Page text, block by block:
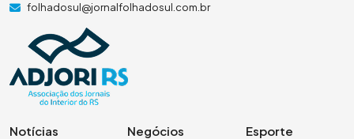
folhadosul@jornalfolhadosul.com.br
Notícias Negócios Esporte